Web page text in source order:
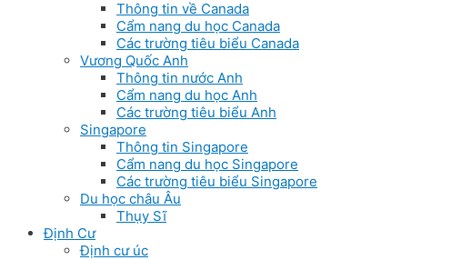
Thông tin về Canada
Cẩm nang du học Canada
Các trường tiêu biểu Canada
Vương Quốc Anh
Thông tin nước Anh
Cẩm nang du học Anh
Các trường tiêu biểu Anh
Singapore
Thông tin Singapore
Cẩm nang du học Singapore
Các trường tiêu biểu Singapore
Du học châu Âu
Thụy Sĩ
Định Cư
Định cư úc